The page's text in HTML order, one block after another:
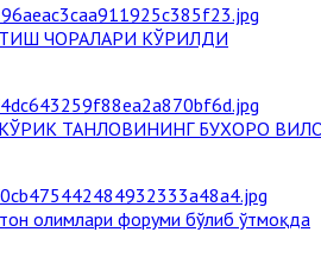
ЧОРАЛАРИ КЎРИЛДИ
ТАНЛОВИНИНГ БУХОРО
олимлари форуми бўлиб ўтмоқда